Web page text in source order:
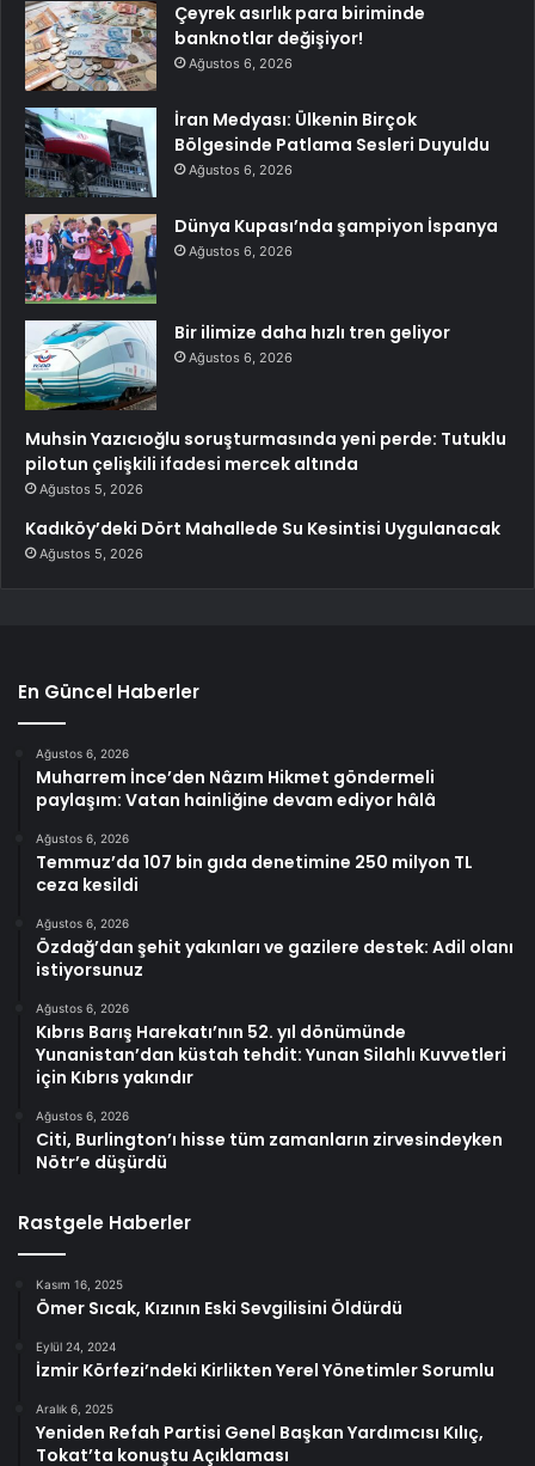
Çeyrek asırlık para biriminde
banknotlar değişiyor!
Ağustos 6, 2026
İran Medyası: Ülkenin Birçok
Bölgesinde Patlama Sesleri Duyuldu
Ağustos 6, 2026
Dünya Kupası’nda şampiyon İspanya
Ağustos 6, 2026
Bir ilimize daha hızlı tren geliyor
Ağustos 6, 2026
Muhsin Yazıcıoğlu soruşturmasında yeni perde: Tutuklu
pilotun çelişkili ifadesi mercek altında
Ağustos 5, 2026
Kadıköy’deki Dört Mahallede Su Kesintisi Uygulanacak
Ağustos 5, 2026
En Güncel Haberler
Ağustos 6, 2026
Muharrem İnce’den Nâzım Hikmet göndermeli
paylaşım: Vatan hainliğine devam ediyor hâlâ
Ağustos 6, 2026
Temmuz’da 107 bin gıda denetimine 250 milyon TL
ceza kesildi
Ağustos 6, 2026
Özdağ’dan şehit yakınları ve gazilere destek: Adil olanı
istiyorsunuz
Ağustos 6, 2026
Kıbrıs Barış Harekatı’nın 52. yıl dönümünde
Yunanistan’dan küstah tehdit: Yunan Silahlı Kuvvetleri
için Kıbrıs yakındır
Ağustos 6, 2026
Citi, Burlington’ı hisse tüm zamanların zirvesindeyken
Nötr’e düşürdü
Rastgele Haberler
Kasım 16, 2025
Ömer Sıcak, Kızının Eski Sevgilisini Öldürdü
Eylül 24, 2024
İzmir Körfezi’ndeki Kirlikten Yerel Yönetimler Sorumlu
Aralık 6, 2025
Yeniden Refah Partisi Genel Başkan Yardımcısı Kılıç,
Tokat’ta konuştu Açıklaması